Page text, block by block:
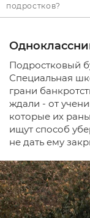
подростков?
Подростковый
Специальная
грани
ждали - от
которые их
ищут способ
не дать ему